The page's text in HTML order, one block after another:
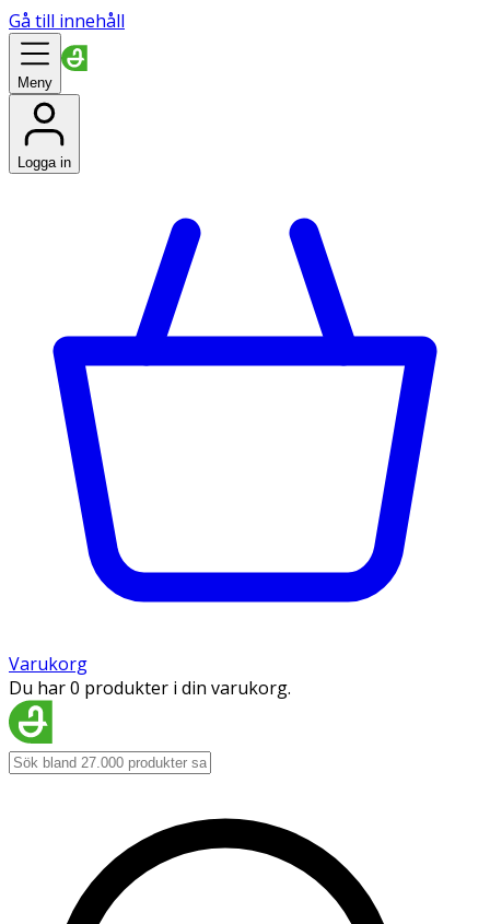
Gå till innehåll
Meny
Logga in
Varukorg
Du har 0 produkter i din varukorg.